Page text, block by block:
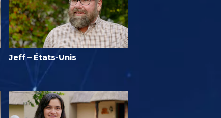
Jeff – États-Unis